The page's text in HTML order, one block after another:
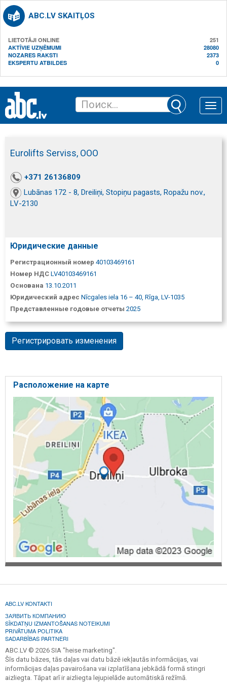
ABC.LV SKAITĻOS
LIETOTĀJI ONLINE
251
AKTĪVIE UZŅĒMUMI
28080
NOZARES RAKSTI
2373
EKSPERTU ATBILDES
0
Toggle
Eurolifts Serviss, ООО
+371 26136809
Lubānas 172 - 8, Dreiliņi, Stopiņu pagasts, Ropažu nov.,
LV-2130
Юридические данные
Регистрационный номер 40103469161
Номер НДС LV40103469161
Основана 13.10.2011
Юридический адрес Nīcgales iela 16 – 40, Rīga, LV-1035
Представленные годовые отчеты 2025
Регистрировать изменения
Расположение на карте
ABC.LV KONTAKTI
ЗАЯВИТЬ КОМПАНИЮ
SĪKDATŅU IZMANTOŠANAS NOTEIKUMI
PRIVĀTUMA POLITIKA
SADARBĪBAS PARTNERI
ABC.LV © 2026 SIA "heise marketing".
Šīs datu bāzes, tās daļas vai datu bāzē iekļautās informācijas, vai
informācijas daļas pavairošana vai izplatīšana jebkādā formā stingri
aizliegta. Tāpat arī ir aizliegta lejupielāde automātiskā režīmā.